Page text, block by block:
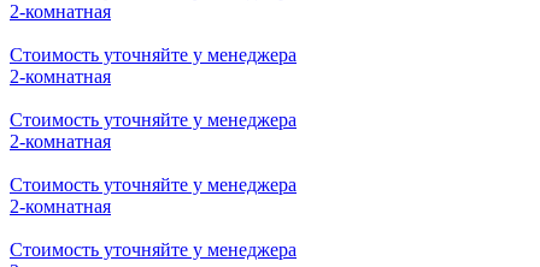
3-комнатная
Стоимость уточняйте у менеджера
3-комнатная
Стоимость уточняйте у менеджера
2-комнатная
Стоимость уточняйте у менеджера
2-комнатная
Стоимость уточняйте у менеджера